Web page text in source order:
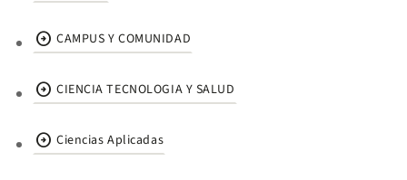
arrow_circle_right CAMPUS Y COMUNIDAD
arrow_circle_right CIENCIA TECNOLOGIA Y SALUD
arrow_circle_right Ciencias Aplicadas